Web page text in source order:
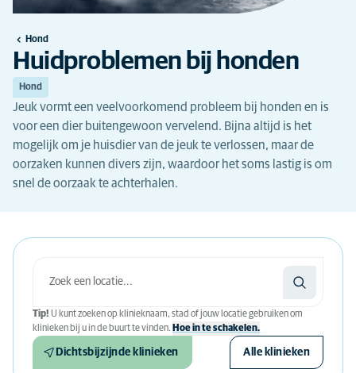
Hond
Huidproblemen bij honden
Hond
Jeuk vormt een veelvoorkomend probleem bij honden en is
voor een dier buitengewoon vervelend. Bijna altijd is het
mogelijk om je huisdier van de jeuk te verlossen, maar de
oorzaken kunnen divers zijn, waardoor het soms lastig is om
snel de oorzaak te achterhalen.
Tip! U kunt zoeken op klinieknaam, stad of jouw locatie gebruiken om
klinieken bij u in de buurt te vinden. Hoe in te schakelen.
Dichtsbijzijnde klinieken Alle klinieken